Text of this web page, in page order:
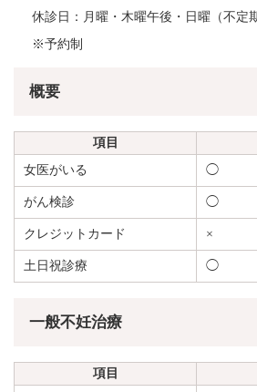
休診日：月曜・木曜午後・日曜（不定
※予約制
概要
項目
女医がいる
◯
がん検診 ◯
クレジットカード ×
土日祝診療 ◯
一般不妊治療
項目